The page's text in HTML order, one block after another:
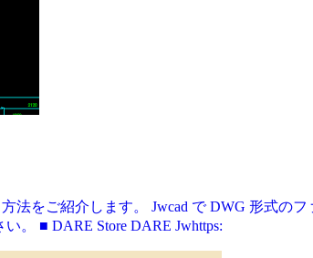
法をご紹介します。 Jwcad で DWG 形式の
。 ■ DARE Store DARE Jwhttps: